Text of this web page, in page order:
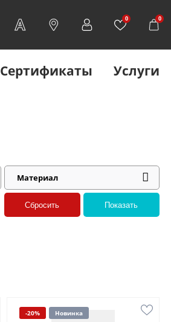
0 0
Сертификаты Услуги
Материал
-20% Новинка